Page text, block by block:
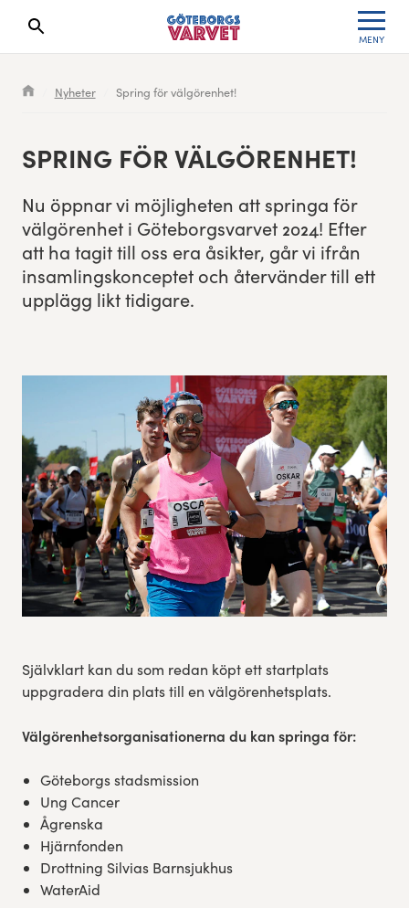
MENY
Sökresultaten dyker upp här
Nyheter Spring för välgörenhet!
SPRING FÖR VÄLGÖRENHET!
Nu öpp­nar vi möj­ligheten att springa för
väl­gören­het i Göte­borgsvarvet 2024! Efter
att ha tag­it till oss era åsik­ter, går vi ifrån
insam­lingskon­ceptet och åter­vän­der till ett
upplägg likt tidigare.
Självklart kan du som redan köpt ett startplats
uppgradera din plats till en välgörenhetsplats.
Välgörenhetsorganisationerna du kan springa för:
Göteborgs stadsmission
Ung Cancer
Ågrenska
Hjärnfonden
Drottning Silvias Barnsjukhus
WaterAid
Seedningsregler
Bana
Göteborgsvarvet Expo
Löparinspiration och träning
Göteborgsvarvet familjeområde
Res, bo, upplev
Hållbarhet
Göteborgsvarvets historia
Funktionär/Volontär
Cityvarvet
Minivarvet
Lilla Varvet
Varvetmilen
Leverantörer
Partners Varvetveckan
Partnerportal
Anmälan